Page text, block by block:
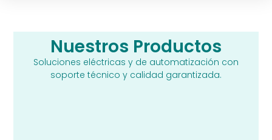
Nuestros Productos
Soluciones eléctricas y de automatización con
soporte técnico y calidad garantizada.